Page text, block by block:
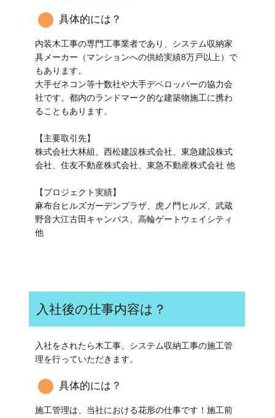
具体的には？
内装木工事の専門工事業者であり、システム収納家
具メーカー（マンションへの供給実績8万戸以上）で
もあります。
大手ゼネコン等十数社や大手デベロッパーの協力会
社です。都内のランドマーク的な建築物施工に携わ
ることもあります。
【主要取引先】
株式会社大林組、西松建設株式会社、東急建設株式
会社、住友不動産株式会社、東急不動産株式会社 他
【プロジェクト実績】
麻布台ヒルズガーデンプラザ、虎ノ門ヒルズ、武蔵
野音大江古田キャンパス、高輪ゲートウェイシティ
他
入社後の仕事内容は？
入社をされたら木工事、システム収納工事の施工管
理を行っていただきます。
具体的には？
施工管理は、当社における花形の仕事です！施工前